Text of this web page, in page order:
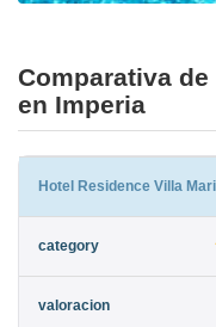
Comparativa
en Imperia
Hotel Residence Villa